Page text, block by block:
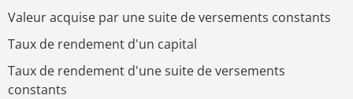
Valeur acquise par une suite de versements constants
Taux de rendement d'un capital
Taux de rendement d'une suite de versements
constants